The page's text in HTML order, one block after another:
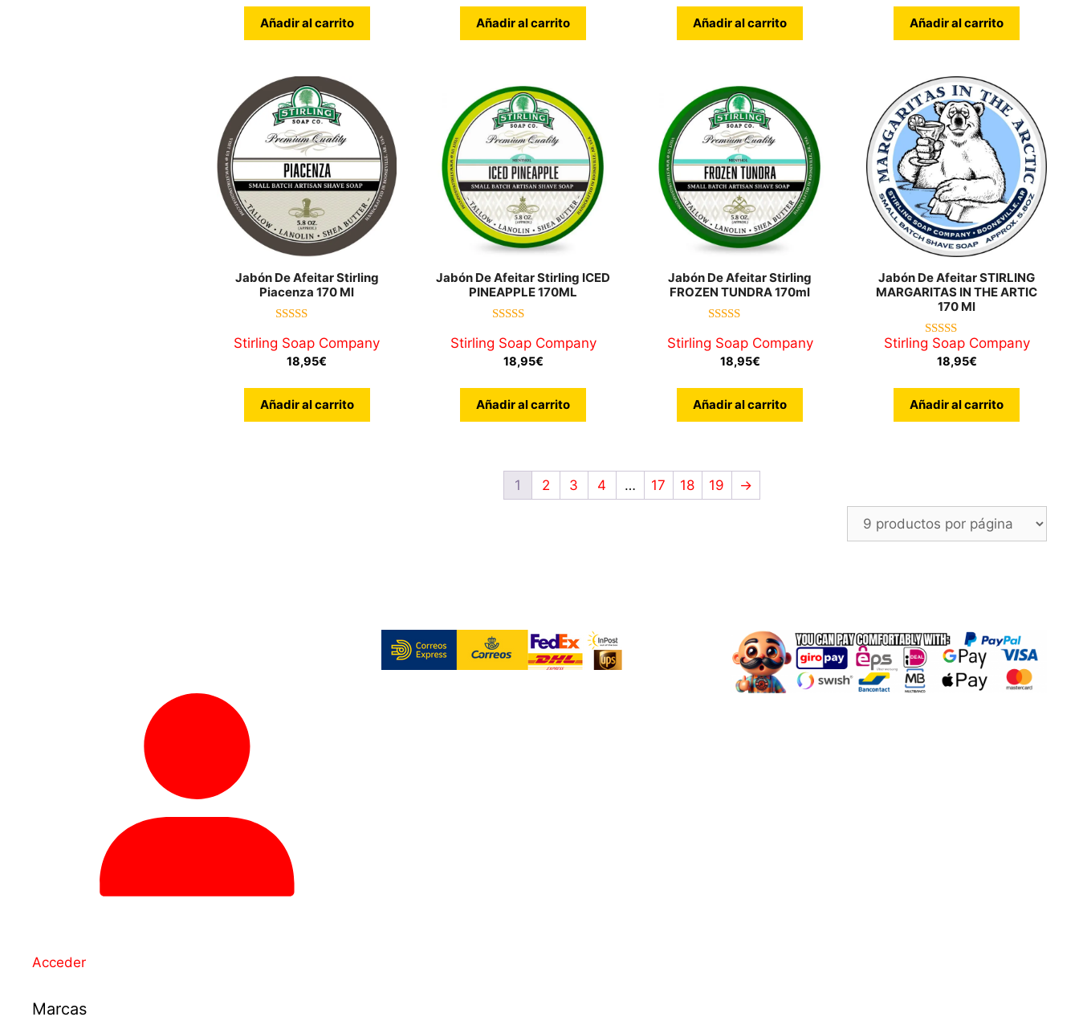
Añadir al carrito Añadir al carrito Añadir al carrito Añadir al carrito
Jabón De Afeitar Stirling
Piacenza 170 Ml
de 5
Stirling Soap Company
18,95€
Añadir al carrito
Jabón De Afeitar Stirling ICED
PINEAPPLE 170ML
de 5
Stirling Soap Company
18,95€
Añadir al carrito
Jabón De Afeitar Stirling
FROZEN TUNDRA 170ml
de 5
Stirling Soap Company
18,95€
Añadir al carrito
Jabón De Afeitar STIRLING
MARGARITAS IN THE ARTIC
170 Ml
4.75
de 5
Stirling Soap Company
18,95€
Añadir al carrito
1 2 3 4 … 17 18 19 →
Acceder
Marcas